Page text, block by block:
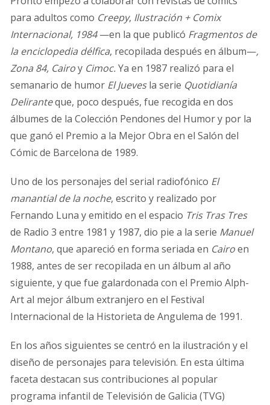
para adultos como Creepy, Ilustración + Comix
Internacional, 1984—en la que publicó Fragmentos de
la enciclopedia délfica, recopilada después en álbum—,
Zona 84, Cairoy Cimoc.Ya en 1987 realizó para el
semanario de humor El Juevesla serie Quotidianía
Deliranteque, poco después, fue recogida en dos
álbumes de la Colección Pendones del Humor y por la
que ganó el Premio a la Mejor Obra en el Salón del
Cómic de Barcelona de 1989.
Uno de los personajes del serial radiofónico El
manantial de la noche, escrito y realizado por
Fernando Luna y emitido en el espacio Tris Tras Tres
de Radio 3 entre 1981 y 1987, dio pie a la serie Manuel
Montano, que apareció en forma seriada en Cairoen
1988, antes de ser recopilada en un álbum al año
siguiente, y que fue galardonada con el Premio Alph-
Art al mejor álbum extranjero en el Festival
Internacional de la Historieta de Angulema de 1991.
En los años siguientes se centró en la ilustración y el
diseño de personajes para televisión. En esta última
faceta destacan sus contribuciones al popular
programa infantil de Televisión de Galicia (TVG)